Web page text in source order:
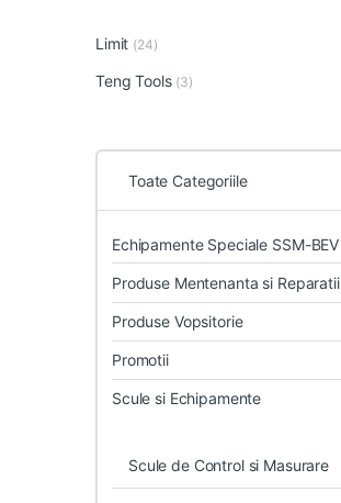
Limit (24)
Teng Tools (3)
Toate Categoriile
Echipamente Speciale SSM-BEV
Produse Mentenanta si Reparatii
Produse Vopsitorie
Promotii
Scule si Echipamente
Scule de Control si Masurare